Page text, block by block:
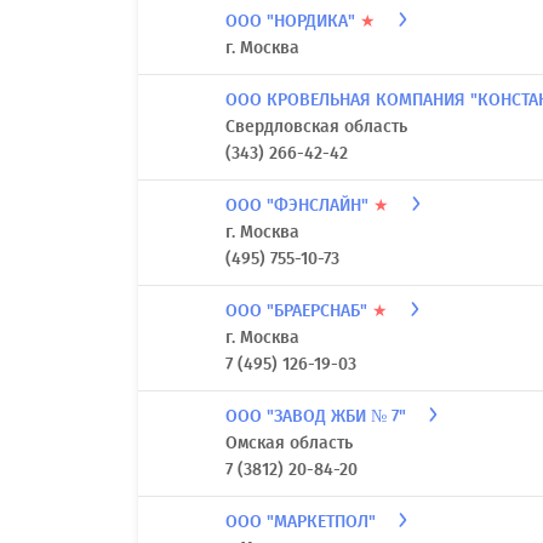
ООО "НОРДИКА" ★
г. Москва
ООО КРОВЕЛЬНАЯ КОМПАНИЯ
Свердловская область
(343) 266-42-42
ООО "ФЭНСЛАЙН" ★
г. Москва
(495) 755-10-73
ООО "БРАЕРСНАБ" ★
г. Москва
7 (495) 126-19-03
ООО "ЗАВОД ЖБИ № 7"
Омская область
7 (3812) 20-84-20
ООО "МАРКЕТПОЛ"